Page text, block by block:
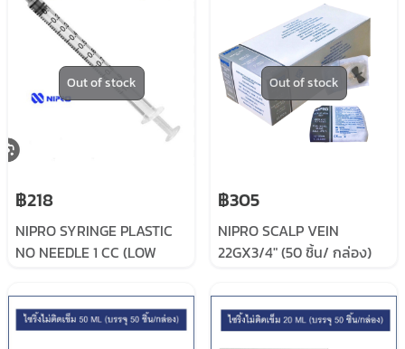
Out of stock
฿218
NIPRO SYRINGE PLASTIC
NO NEEDLE 1 CC (LOW
Out of stock
฿305
NIPRO SCALP VEIN
22GX3/4" (50 ชิ้น/ กล่อง)